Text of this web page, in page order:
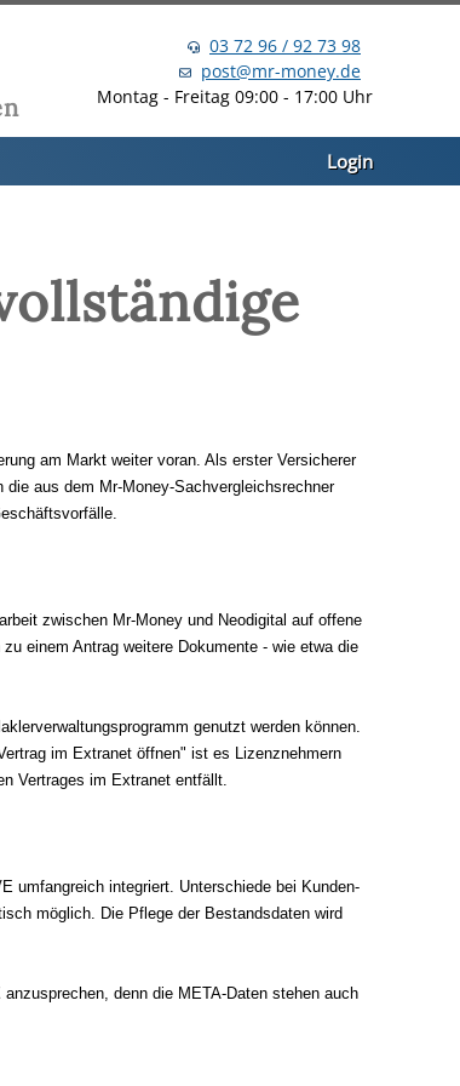
03 72 96 / 92 73 98
post@mr-money.de
Montag - Freitag 09:00 - 17:00 Uhr
Login
am Markt weiter voran. Als erster Versicherer
aus dem Mr-Money-Sachvergleichsrechner
zwischen Mr-Money und Neodigital auf offene
einem Antrag weitere Dokumente - wie etwa die
genutzt werden können.
im Extranet öffnen" ist es Lizenznehmern
Vertrages im Extranet entfällt.
umfangreich integriert. Unterschiede bei Kunden-
möglich. Die Pflege der Bestandsdaten wird
anzusprechen, denn die META-Daten stehen auch